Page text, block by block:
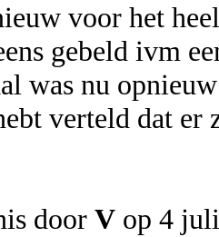
voor het
gebeld ivm
was nu
verteld dat er
door V op 4